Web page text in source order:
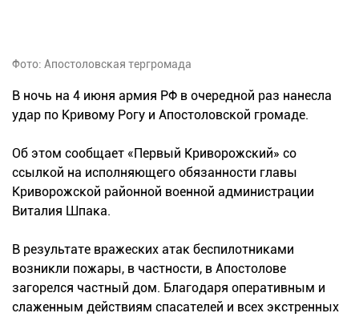
Фото: Апостоловская тергромада
В ночь на 4 июня армия РФ в очередной раз нанесла
удар по Кривому Рогу и Апостоловской громаде.
Об этом сообщает «Первый Криворожский» со
ссылкой на исполняющего обязанности главы
Криворожской районной военной администрации
Виталия Шпака.
В результате вражеских атак беспилотниками
возникли пожары, в частности, в Апостолове
загорелся частный дом. Благодаря оперативным и
слаженным действиям спасателей и всех экстренных